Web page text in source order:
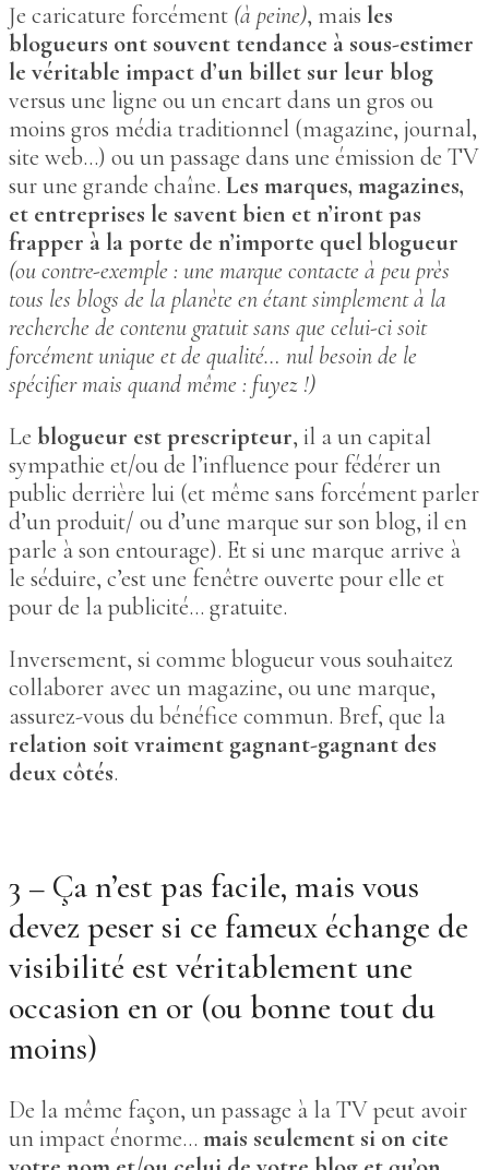
Je caricature forcément (à peine), mais les
blogueurs ont souvent tendance à sous-estimer
le véritable impact d’un billet sur leur blog
versus une ligne ou un encart dans un gros ou
moins gros média traditionnel (magazine, journal,
site web…) ou un passage dans une émission de TV
sur une grande chaîne. Les marques, magazines,
et entreprises le savent bien et n’iront pas
frapper à la porte de n’importe quel blogueur
(ou contre-exemple : une marque contacte à peu près
tous les blogs de la planète en étant simplement à la
recherche de contenu gratuit sans que celui-ci soit
forcément unique et de qualité… nul besoin de le
spécifier mais quand même : fuyez !)
Le blogueur est prescripteur, il a un capital
sympathie et/ou de l’influence pour fédérer un
public derrière lui (et même sans forcément parler
d’un produit/ ou d’une marque sur son blog, il en
parle à son entourage). Et si une marque arrive à
le séduire, c’est une fenêtre ouverte pour elle et
pour de la publicité… gratuite.
Inversement, si comme blogueur vous souhaitez
collaborer avec un magazine, ou une marque,
assurez-vous du bénéfice commun. Bref, que la
relation soit vraiment gagnant-gagnant des
deux côtés.
3 – Ça n’est pas facile, mais vous
devez peser si ce fameux échange de
visibilité est véritablement une
occasion en or (ou bonne tout du
moins)
De la même façon, un passage à la TV peut avoir
un impact énorme… mais seulement si on cite